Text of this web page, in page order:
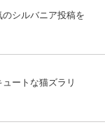
のシルバニア投稿を
ートな猫ズラリ